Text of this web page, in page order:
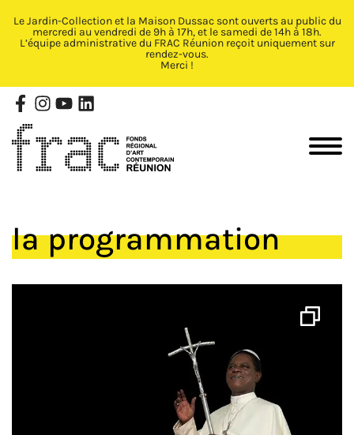
Fermer X
Le Jardin-Collection et la Maison Dussac sont ouverts au public du
mercredi au vendredi de 9h à 17h, et le samedi de 14h à 18h.
L’équipe administrative du FRAC Réunion reçoit uniquement sur
rendez-vous.
Merci !
la programmation